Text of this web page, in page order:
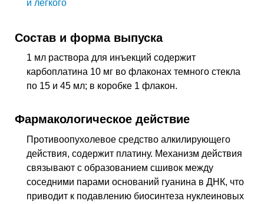
и легкого
Состав и форма выпуска
1 мл раствора для инъекций содержит
карбоплатина 10 мг во флаконах темного стекла
по 15 и 45 мл; в коробке 1 флакон.
Фармакологическое действие
Противоопухолевое средство алкилирующего
действия, содержит платину. Механизм действия
связывают с образованием сшивок между
соседними парами оснований гуанина в ДНК, что
приводит к подавлению биосинтеза нуклеиновых